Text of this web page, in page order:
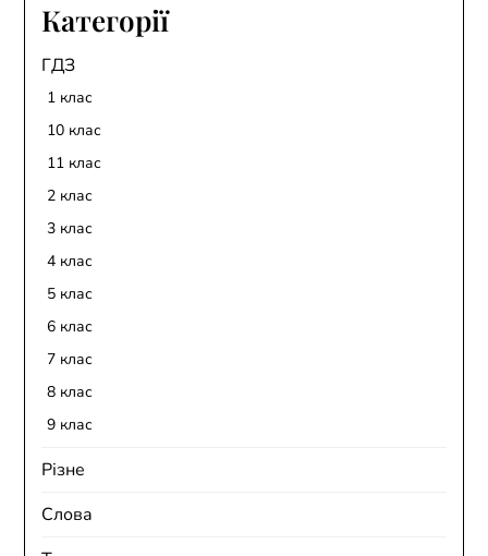
Категорії
ГДЗ
1 клас
10 клас
11 клас
2 клас
3 клас
4 клас
5 клас
6 клас
7 клас
8 клас
9 клас
Різне
Слова